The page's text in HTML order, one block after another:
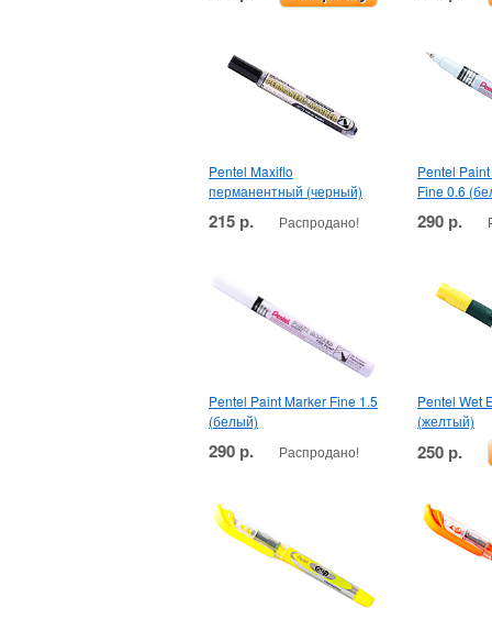
Pentel Maxiflo
перманентный (черный)
215 р. Распродано!
Pentel
Fine 0.6
290 р.
Pentel Paint Marker Fine 1.5
(белый)
290 р. Распродано!
Pentel Wet
(желтый)
250 р.